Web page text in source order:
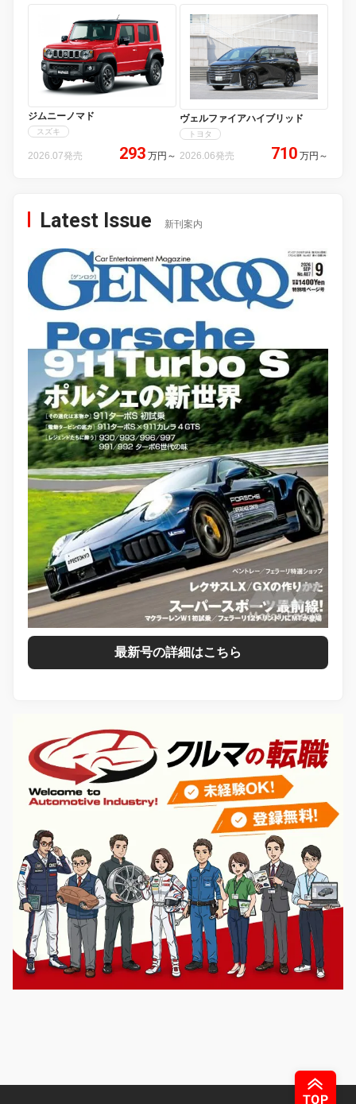
ジムニーノマド
スズキ
2026.07発売 293 万円 ～
ヴェルファイアハイブリッド
トヨタ
2026.06発売 710 万円 ～
Latest Issue 新刊案内
最新号の詳細はこちら